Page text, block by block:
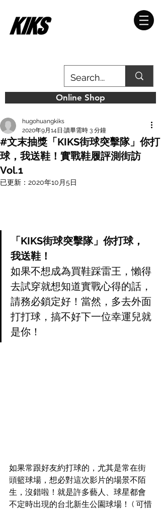
Online Shop
#文末抽獎「KIKS街球突擊隊」你打
球，我送鞋！實戰鞋履評測街訪
Vol.1
hugohuangkiks
2020年9月14日 讀畢需時 3 分鐘
已更新： 2020年10月5日
「KIKS街球突擊隊」你打球，
我送鞋！
如果不想成為買鞋踩雷王，懶得
去試穿就想知道實戰心得的話，
請務必鎖定好！當然，多去外面
打打球，搞不好下一位幸運兒就
是你！
如果常跟好友約打球的，尤其是常在街
頭籃球場，想必對這次影片的場景不陌
生，沒錯啦！就是許多藝人、球星都會
不定時出現的台北新生公園球場！ ( 可惜